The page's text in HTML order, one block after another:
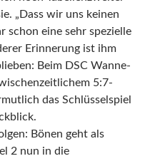
„Dass wir uns keinen
schon eine sehr spezielle
Erinnerung ist ihm
Beim DSC Wanne-
5:7-
das Schlüsselspiel
Bönen geht als
2 nun in die